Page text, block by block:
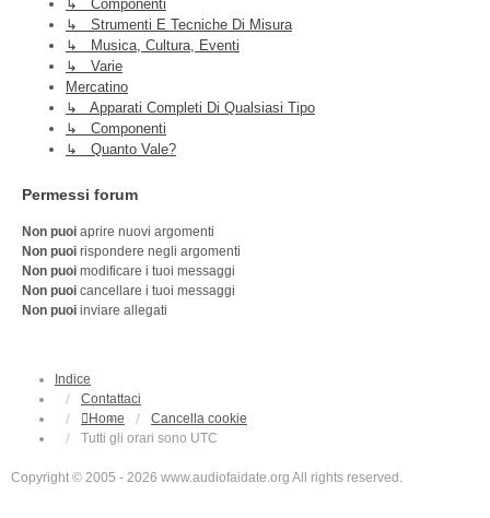
↳ Componenti
↳ Strumenti E Tecniche Di Misura
↳ Musica, Cultura, Eventi
↳ Varie
Mercatino
↳ Apparati Completi Di Qualsiasi Tipo
↳ Componenti
↳ Quanto Vale?
Permessi forum
Non puoi aprire nuovi argomenti
Non puoi rispondere negli argomenti
Non puoi modificare i tuoi messaggi
Non puoi cancellare i tuoi messaggi
Non puoi inviare allegati
Indice
Contattaci
Home
Cancella cookie
Tutti gli orari sono UTC
Copyright © 2005 - 2026 www.audiofaidate.org All rights reserved.